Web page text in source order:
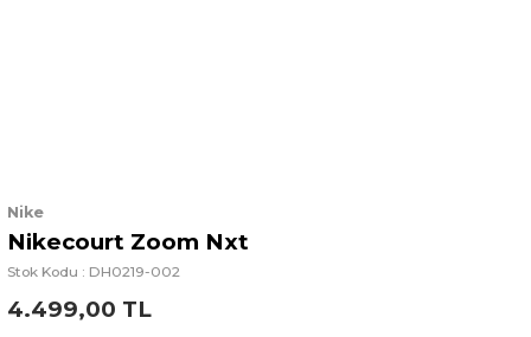
Nike
Nikecourt Zoom Nxt
Stok Kodu : DH0219-002
4.499,00 TL